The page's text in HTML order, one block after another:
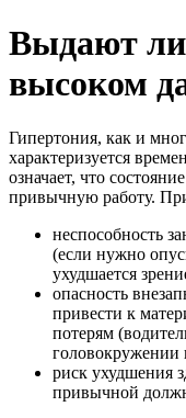
Выдают
высоком
Гипертония, как и
характеризуется
означает, что
привычную работу.
неспособность
(если нужно
ухудшается
опасность
привести к
потерям
головокружении
риск ухудшения
привычной